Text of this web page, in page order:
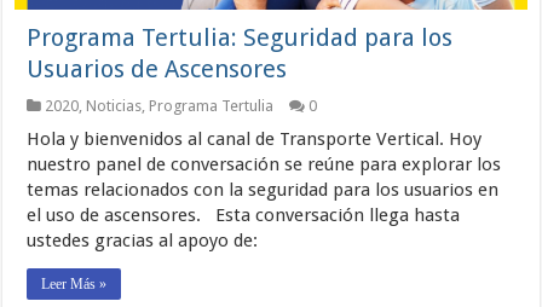
Programa Tertulia: Seguridad para los
Usuarios de Ascensores
2020 Noticias Programa Tertulia 0
Hola y bienvenidos al canal de Transporte Vertical. Hoy
nuestro panel de conversación se reúne para explorar los
temas relacionados con la seguridad para los usuarios en
el uso de ascensores. Esta conversación llega hasta
ustedes gracias al apoyo de:
Leer Más »